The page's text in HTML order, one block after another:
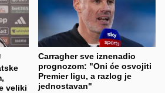
veliki
Carragher sve iznenadio
prognozom: "Oni će osvojiti
Premier ligu, a razlog je
jednostavan"